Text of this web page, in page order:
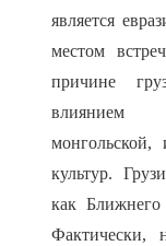
является
местом
причине
влиянием
монгольской,
культур.
как
Фактически,